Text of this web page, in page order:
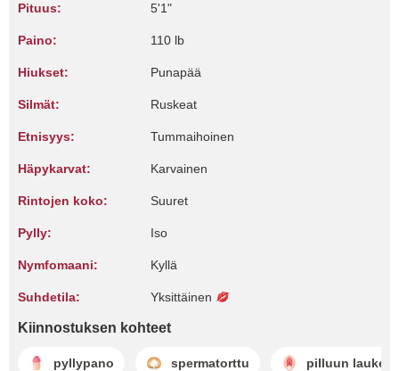
Pituus: 5'1"
Paino: 110 lb
Hiukset: Punapää
Silmät: Ruskeat
Etnisyys: Tummaihoinen
Häpykarvat: Karvainen
Rintojen koko: Suuret
Pylly: Iso
Nymfomaani: Kyllä
Suhdetila: Yksittäinen
Kiinnostuksen kohteet
pyllypano spermatorttu pilluun